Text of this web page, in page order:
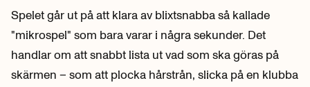
Spelet går ut på att klara av blixtsnabba så kallade
"mikrospel" som bara varar i några sekunder. Det
handlar om att snabbt lista ut vad som ska göras på
skärmen – som att plocka hårstrån, slicka på en klubba